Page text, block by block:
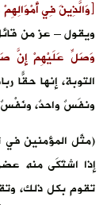
﴿وَالَّذِينَ فِي
ويقول – عز من
وَصَلِّ عَلَيْهِمْ إِنَّ
التوبة، إنها
ونفَسٌ واحدٌ، ونَفْسٌ
(مثَل المؤمنين في
إذا اشتَكَى منه
تقوم بكل ذلك،